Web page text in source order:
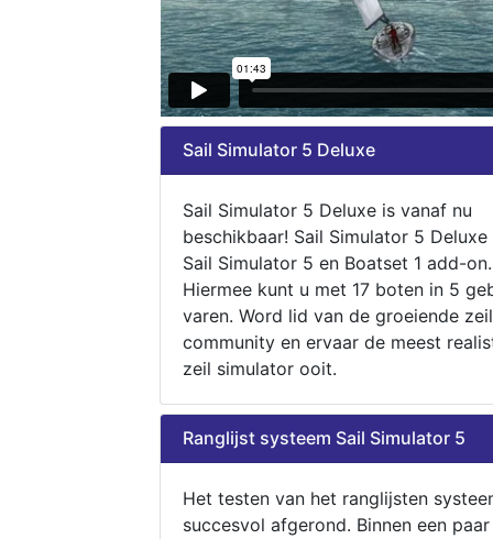
Sail Simulator 5 Deluxe
Sail Simulator 5 Deluxe is vanaf nu
beschikbaar! Sail Simulator 5
Sail Simulator 5 en Boatset 1 add-on.
Hiermee kunt u met 17 boten in 5
varen. Word lid van de groeiende zeil
community en ervaar de meest
zeil simulator ooit.
Ranglijst systeem Sail Simulator 5
Het testen van het ranglijsten
succesvol afgerond. Binnen een